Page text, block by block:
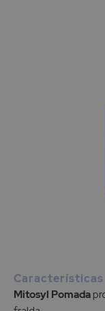
início
da
Galeria
Características
Mitosyl Pomada